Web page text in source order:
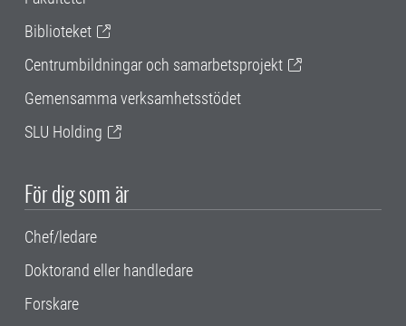
Biblioteket
Centrumbildningar och samarbetsprojekt
Gemensamma verksamhetsstödet
SLU Holding
För dig som är
Chef/ledare
Doktorand eller handledare
Forskare